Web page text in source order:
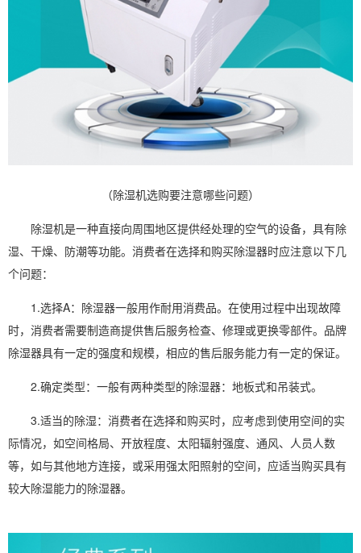
（除湿机选购要注意哪些问题）
除湿机是一种直接向周围地区提供经处理的空气的设备，具有除
湿、干燥、 防潮等功能。消费者在选择和购买除湿器时应注意以下几
个问题：
1.选择A：除湿器一般用作耐用消费品。在使用过程中出现故障
时，消费者需要制造商提供售后服务检查、修理或更换零部件。品牌
除湿器具有一定的强度和规模，相应的售后服务能力有一定的保证。
2.确定类型：一般有两种类型的除湿器：地板式和吊装式。
3.适当的除湿：消费者在选择和购买时，应考虑到使用空间的实
际情况，如空间格局、开放程度、太阳辐射强度、通风、人员人数
等，如与其他地方连接，或采用强太阳照射的空间，应适当购买具有
较大除湿能力的除湿器。